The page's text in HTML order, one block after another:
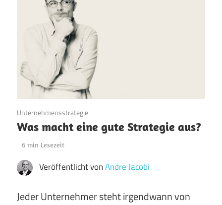
26. Mai 2022
Unternehmensstrategie
Was macht eine gute Strategie aus?
6 min Lesezeit
Veröffentlicht vonAndre Jacobi
Jeder Unternehmer steht irgendwann von